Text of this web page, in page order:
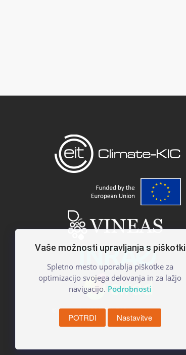
© Copyright 2026 - VINEAS
Vaše možnosti upravljanja s piškotki
Spletno mesto uporablja piškotke za
optimizacijo svojega delovanja in za lažjo
navigacijo. Podrobnosti
POTRDI Nastavitve